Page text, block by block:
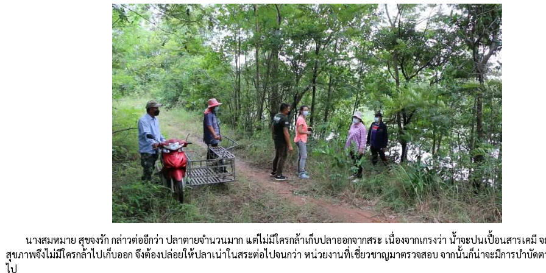
นางสมหมาย สุขจงรัก กล่าวต่ออีกว่า ปลาตายจำนวนมาก แต่ไม่มีใครกล้าเก็บปลาออกจากสระ เนื่องจากเกรงว่า น้ำจะปนเปื้อนสารเคมี
สุขภาพจึงไม่มีใครกล้าไปเก็บออก จึงต้องปล่อยให้ปลาเน่าในสระต่อไปจนกว่า หน่วยงานที่เชี่ยวชาญมาตรวจสอบ จากนั้นก็น่าจะมีการบำบั
ไป